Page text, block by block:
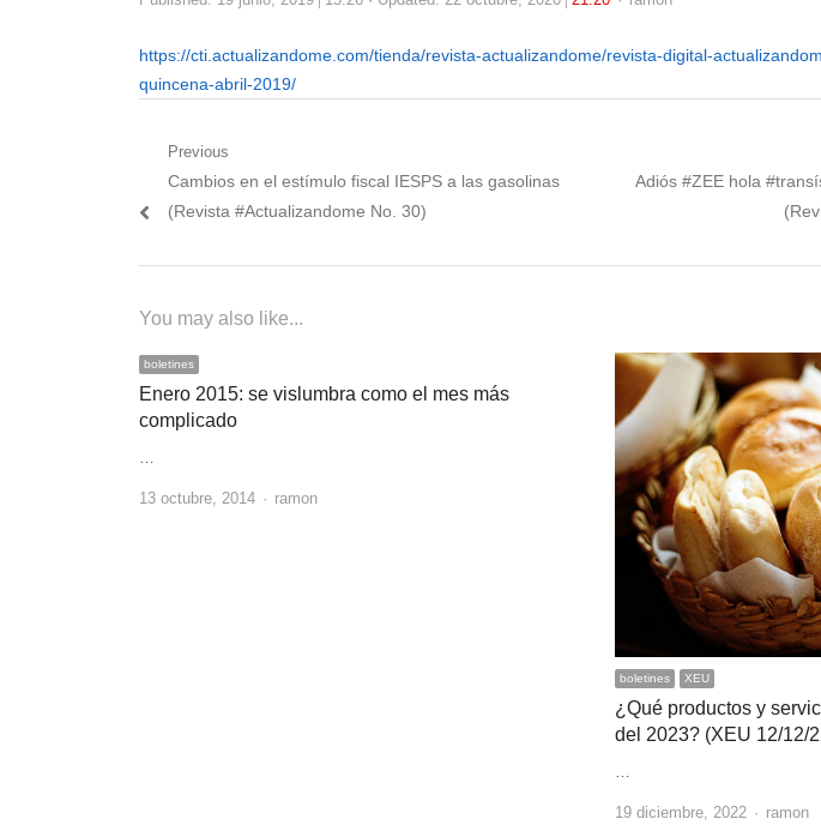
https://cti.actualizandome.com/tienda/revista-actualizandome/revista-digital-
quincena-abril-2019/
Navegación
de
Previous
Previous
post:
Cambios en el estímulo fiscal IESPS a las gasolinas
(Revista #Actualizandome No. 30)
Next
Adiós #ZEE hola
You may also like...
boletines
Enero 2015: se vislumbra como el mes más
complicado
…
13 octubre, 2014 Author
ramon
boletines XEU
¿Qué productos y
del 2023? (XEU 12/12/
…
19 diciembre, 2022 Author
ramon